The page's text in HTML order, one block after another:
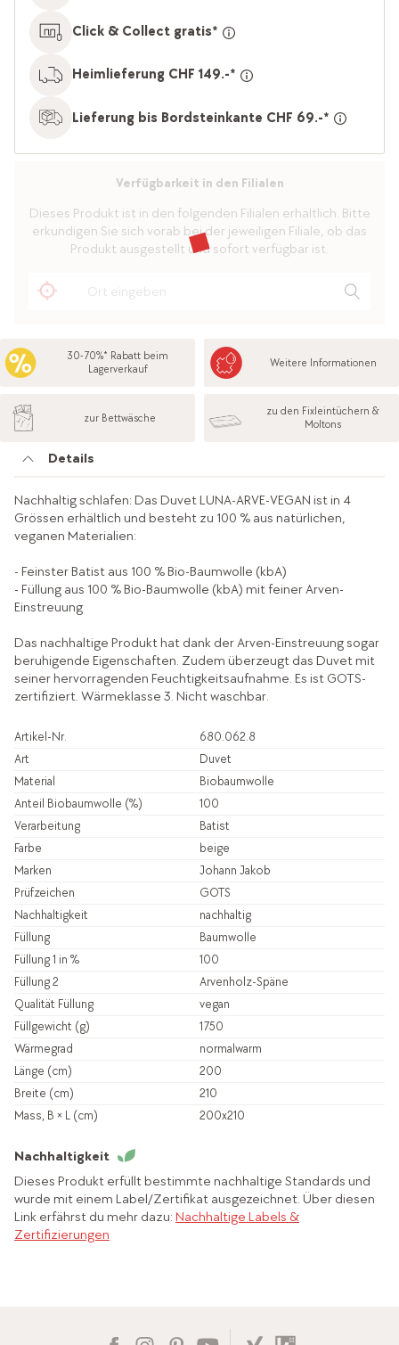
Click & Collect gratis*
Heimlieferung CHF 149.-*
Lieferung bis Bordsteinkante CHF 69.-*
Verfügbarkeit in den Filialen
Dieses Produkt ist in den folgenden Filialen erhältlich. Bitte
erkundigen Sie sich vorab bei der jeweiligen Filiale, ob das
Produkt ausgestellt und sofort verfügbar ist.
30-70%* Rabatt beim
Lagerverkauf
Weitere Informationen
zur Bettwäsche
zu den Fixleintüchern &
Moltons
Details
Nachhaltig schlafen: Das Duvet LUNA-ARVE-VEGAN ist in 4
Grössen erhältlich und besteht zu 100 % aus natürlichen,
veganen Materialien:
- Feinster Batist aus 100 % Bio-Baumwolle (kbA)
- Füllung aus 100 % Bio-Baumwolle (kbA) mit feiner Arven-
Einstreuung
Das nachhaltige Produkt hat dank der Arven-Einstreuung sogar
beruhigende Eigenschaften. Zudem überzeugt das Duvet mit
seiner hervorragenden Feuchtigkeitsaufnahme. Es ist GOTS-
zertifiziert. Wärmeklasse 3. Nicht waschbar.
Artikel-Nr.
680.062.8
Art
Duvet
Material
Biobaumwolle
Anteil Biobaumwolle (%)
100
Verarbeitung
Batist
Farbe
beige
Marken
Johann Jakob
Prüfzeichen
GOTS
Nachhaltigkeit
nachhaltig
Füllung
Baumwolle
Füllung 1 in %
100
Füllung 2
Arvenholz-Späne
Qualität Füllung
vegan
Füllgewicht (g)
1750
Wärmegrad
normalwarm
Länge (cm)
200
Breite (cm)
210
Mass, B × L (cm)
200x210
Nachhaltigkeit
Dieses Produkt erfüllt bestimmte nachhaltige Standards und
wurde mit einem Label/Zertifikat ausgezeichnet. Über diesen
Link erfährst du mehr dazu: Nachhaltige Labels &
Zertifizierungen